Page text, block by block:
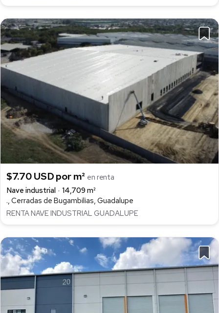
$7.70 USD por m² en renta
Nave industrial
14,709 m²
., Cerradas de Bugambilias, Guadalupe
RENTA NAVE INDUSTRIAL GUADALUPE